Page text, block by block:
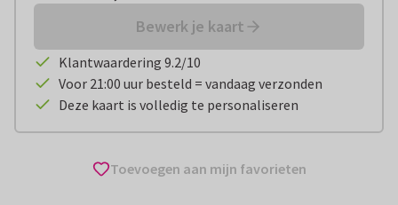
Bewerk je kaart
Klantwaardering 9.2/10
Voor 21:00 uur besteld = vandaag verzonden
Deze kaart is volledig te personaliseren
Toevoegen aan mijn favorieten